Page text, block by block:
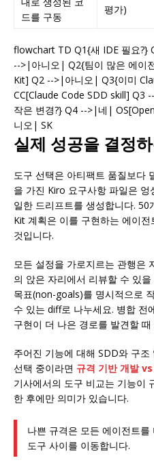
드를 구동
평가)
flowchart TD Q1{새 IDE 필요?}
-->|아니오| Q2{팀이 많은 에이
Kit] Q2 -->|아니오| Q3{이미
CC[Claude Code SDD skill] Q3
작은 변경?} Q4 -->|네|
니오| SK
실제 성공을 결정
도구 선택은 아티팩트 품질보다
을 가진 Kiro 요구사항 파일은
일한 드리프트를 생성합니다.
Kit 계획은 이를 구현하는 에이
것입니다.
모든 설정을 가로지르는 관행은
의 앉은 자리에서 리뷰할 수 있
목표(non-goals)를 명시적으로
수 있는 diff로 나누세요. 병합 전
구현이 더 나은 경로를 발견할
주어진 기능에 대해 SDD와 구
선택 중이라면 규격 기반 개발
기사에서의 도구 비교는 기능이
한 후에만 의미가 있습니다.
나쁜 규격은 모든 에이전트
도구 사이를 이동합니다.